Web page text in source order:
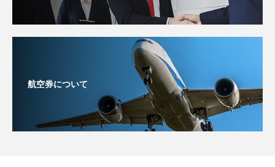
航空券について